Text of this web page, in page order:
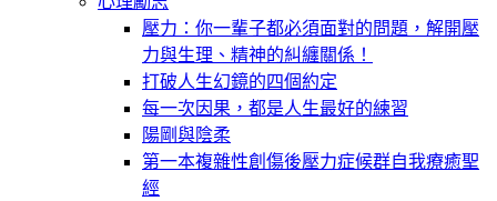
壓力：你一輩子都必須面對的問題，解開壓
力與生理、精神的糾纏關係！
打破人生幻鏡的四個約定
每一次因果，都是人生最好的練習
陽剛與陰柔
第一本複雜性創傷後壓力症候群自我療癒聖
經